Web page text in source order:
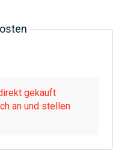
gekauft
an und stellen